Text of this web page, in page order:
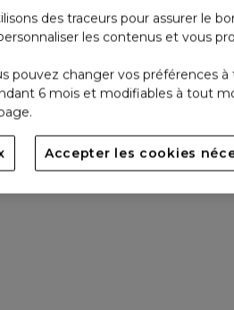
des traceurs pour assurer le
les contenus et vous
pouvez changer vos préférences
6 mois et modifiables à tout
Accepter les cookies